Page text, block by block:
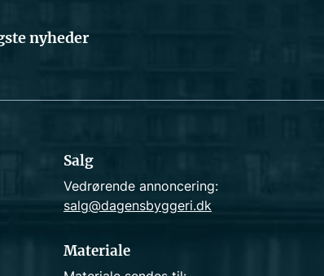
nyheder
Salg
Vedrørende annoncering:
salg@dagensbyggeri.dk
Materiale